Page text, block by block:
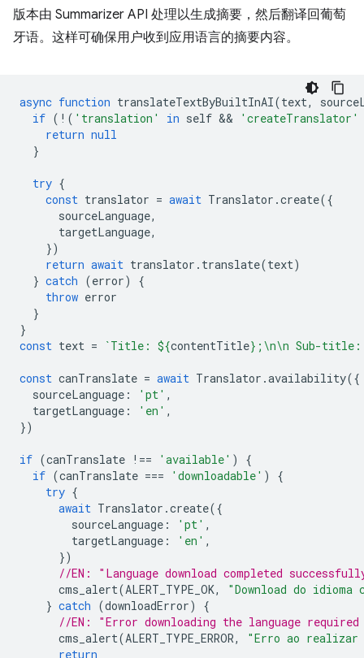
版本由 Summarizer API 处理以生成摘要，然后翻译回葡萄
牙语。这样可确保用户收到应用语言的摘要内容。
async function translateTextByBuiltInAI(text,
if ( ! ( 'translation' in self &&
'createTranslator'
return null
}
try {
const translator = await Translator .create({
sourceLanguage,
targetLanguage,
})
return await translator . translate(text)
} catch (error)
{
throw error
}
}
const text = `Title: ${contentTitle} ;\n\n Sub-
const canTranslate = await Translator .availability({
sourceLanguage : 'pt' ,
targetLanguage : 'en' ,
})
if (canTranslate !== 'available' )
{
if (canTranslate === 'downloadable' )
{
try {
await Translator .create({
sourceLanguage : 'pt' ,
targetLanguage : 'en' ,
})
//EN: "Language download completed
cms_alert(ALERT_TYPE_OK,
"Download do idioma
} catch (downloadError)
{
//EN: "Error downloading the language
cms_alert(ALERT_TYPE_ERROR,
"Erro ao realizar
return